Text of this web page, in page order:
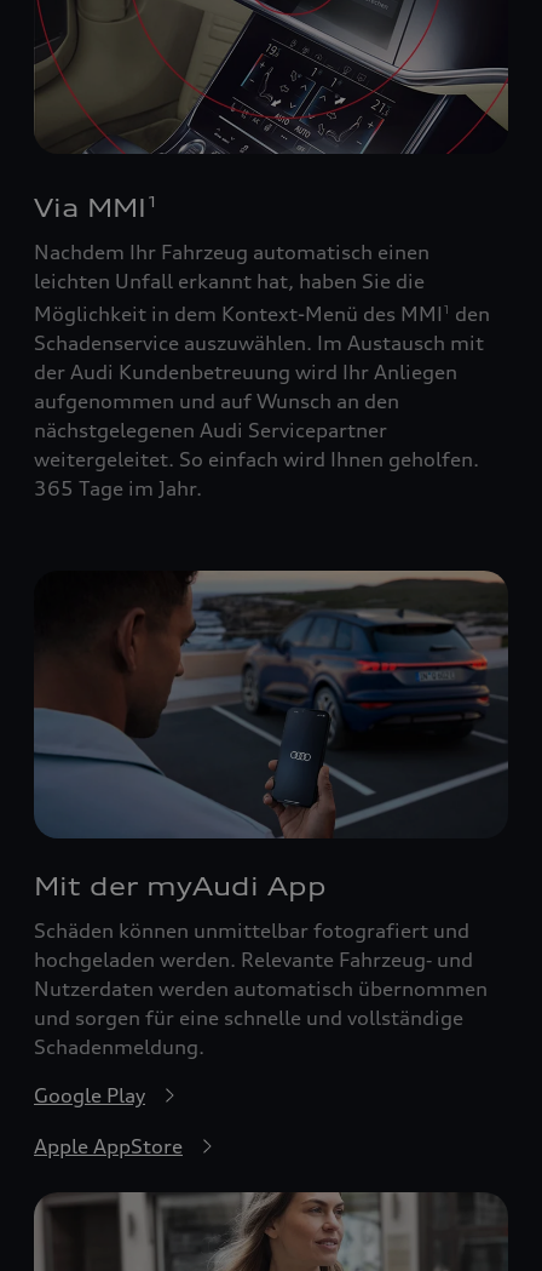
Via MMI 1
Nachdem Ihr Fahrzeug automatisch einen
leichten Unfall erkannt hat, haben Sie die
Möglichkeit in dem Kontext-Menü des MMI 1
den
Schadenservice auszuwählen. Im Austausch mit
der Audi Kundenbetreuung wird Ihr Anliegen
aufgenommen und auf Wunsch an den
nächstgelegenen Audi Servicepartner
weitergeleitet. So einfach wird Ihnen geholfen.
365 Tage im Jahr.
Mit der myAudi App
Schäden können unmittelbar fotografiert und
hochgeladen werden. Relevante Fahrzeug‑ und
Nutzerdaten werden automatisch übernommen
und sorgen für eine schnelle und vollständige
Schadenmeldung.
Google Play
Apple AppStore